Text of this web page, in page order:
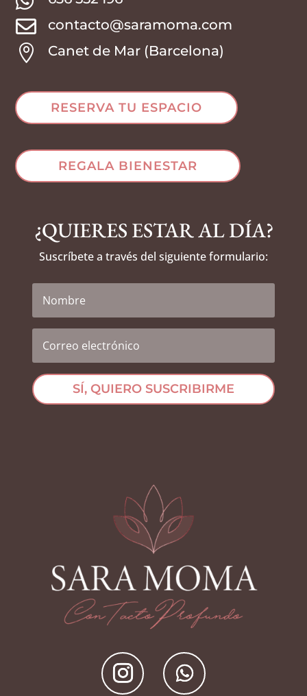
 contacto@saramoma.com
 Canet de Mar (Barcelona)
RESERVA TU ESPACIO
REGALA BIENESTAR
¿QUIERES ESTAR AL DÍA?
Suscríbete a través del siguiente formulario:
SÍ, QUIERO SUSCRIBIRME